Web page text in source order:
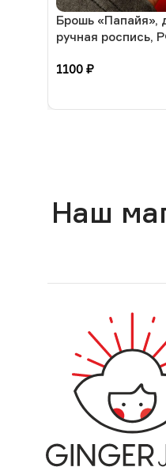
Брошь «Папайя»,
ручная роспись,
1100 ₽
Наш